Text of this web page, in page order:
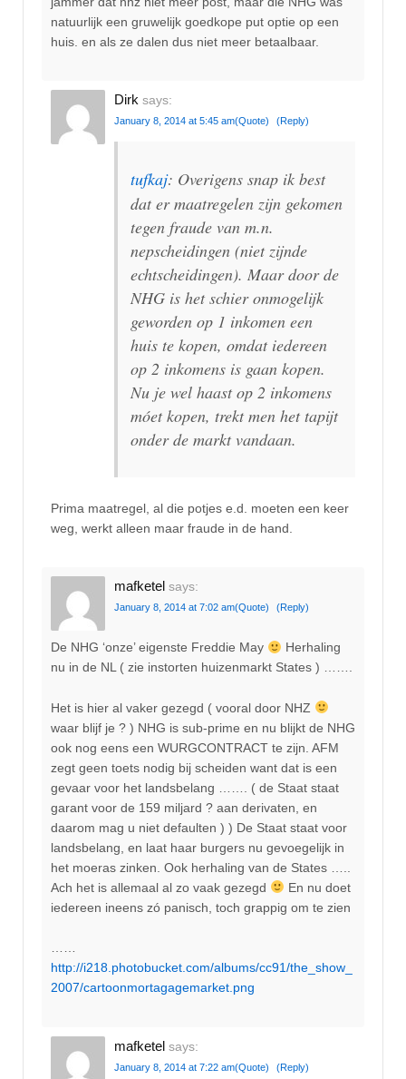
natuurlijk een gruwelijk goedkope put optie op een
huis. en als ze dalen dus niet meer betaalbaar.
Dirk says:
January 8, 2014 at 5:45 am(Quote) (Reply)
tufkaj: Overigens snap ik best
dat er maatregelen zijn gekomen
tegen fraude van m.n.
nepscheidingen (niet zijnde
echtscheidingen). Maar door de
NHG is het schier onmogelijk
geworden op 1 inkomen een
huis te kopen, omdat iedereen
op 2 inkomens is gaan kopen.
Nu je wel haast op 2 inkomens
móet kopen, trekt men het tapijt
onder de markt vandaan.
Prima maatregel, al die potjes e.d. moeten een keer
weg, werkt alleen maar fraude in de hand.
mafketel says:
January 8, 2014 at 7:02 am(Quote) (Reply)
De NHG ‘onze’ eigenste Freddie May
Herhaling
nu in de NL ( zie instorten huizenmarkt States ) …….
Het is hier al vaker gezegd ( vooral door NHZ
waar blijf je ? ) NHG is sub-prime en nu blijkt de NHG
ook nog eens een WURGCONTRACT te zijn. AFM
zegt geen toets nodig bij scheiden want dat is een
gevaar voor het landsbelang ……. ( de Staat staat
garant voor de 159 miljard ? aan derivaten, en
daarom mag u niet defaulten ) ) De Staat staat voor
landsbelang, en laat haar burgers nu gevoegelijk in
het moeras zinken. Ook herhaling van de States …..
Ach het is allemaal al zo vaak gezegd
En nu doet
iedereen ineens zó panisch, toch grappig om te zien
http://i218.photobucket.com/albums/cc91/the_show_
2007/cartoonmortagagemarket.png
mafketel says:
January 8, 2014 at 7:22 am(Quote) (Reply)